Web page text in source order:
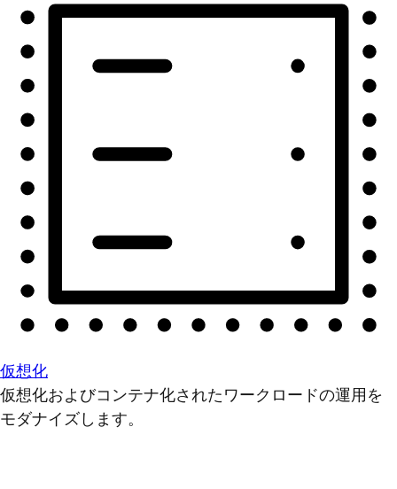
仮想化
仮想化およびコンテナ化されたワークロードの運用を
モダナイズします。